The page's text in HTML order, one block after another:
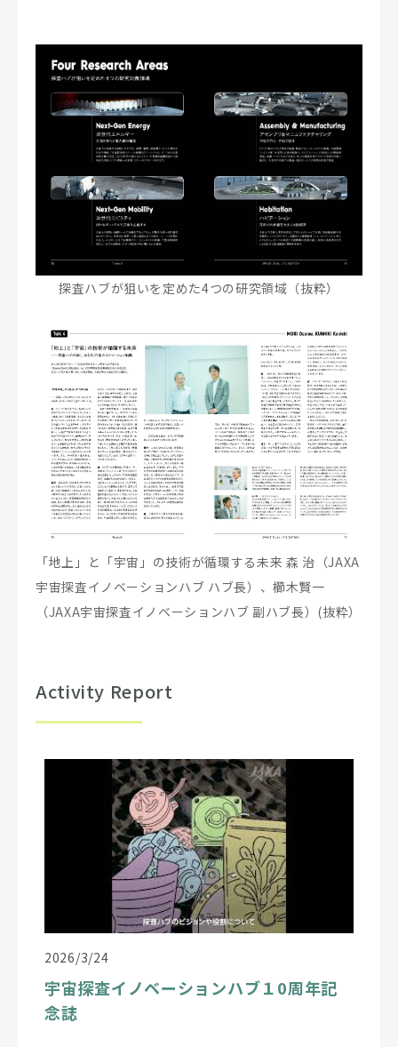
探査ハブが狙いを定めた4つの研究領域（抜粋）
「地上」と「宇宙」の技術が循環する未来 森 治（JAXA
宇宙探査イノベーションハブ ハブ長）、櫛木賢一
（JAXA宇宙探査イノベーションハブ 副ハブ長）(抜粋）
Activity Report
2026/3/24
宇宙探査イノベーションハブ１0周年記
念誌